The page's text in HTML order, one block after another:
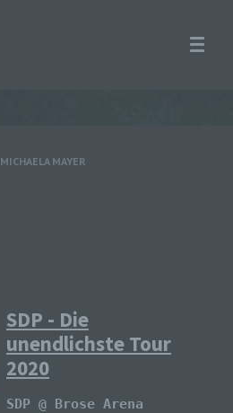
MICHAELA MAYER
SDP - Die
unendlichste Tour
2020
SDP @ Brose Arena